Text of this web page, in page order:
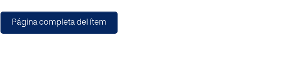
presencia de Margarita Xirgu fue muy notable tanto en los escenarios como por
desde la creación de la Escuela de Arte Dramático en Santiago de Chile hasta su
Página completa del ítem